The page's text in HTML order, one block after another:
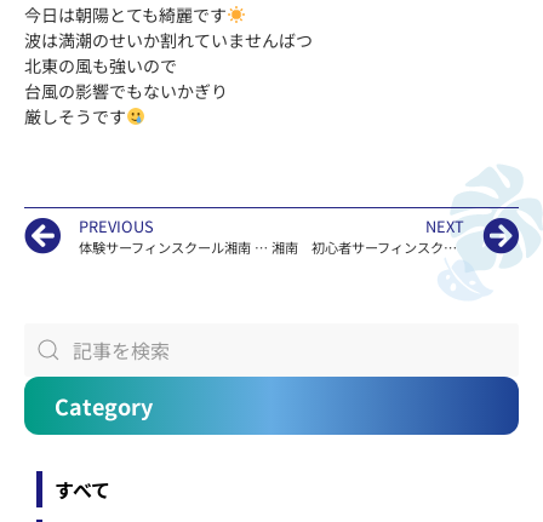
今日は朝陽とても綺麗です
波は満潮のせいか割れていませんばつ
北東の風も強いので
台風の影響でもないかぎり
厳しそうです
PREVIOUS
体験サーフィンスクール湘南 江ノ島
NEXT
湘南 初心者サーフィンスクール江ノ島KAILOAの波情報
Category
すべて